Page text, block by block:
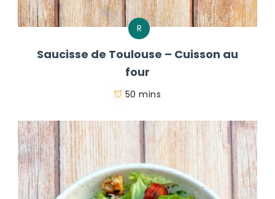
R
Saucisse de Toulouse – Cuisson au
four
50 mins